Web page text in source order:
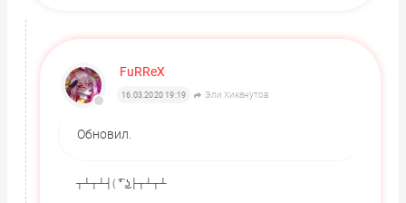
FuRReX
16.03.2020 19:19 Эли Хиканутов
Обновил.
┬┴┬┴┤( ͡° ͜ʖ├┬┴┬┴